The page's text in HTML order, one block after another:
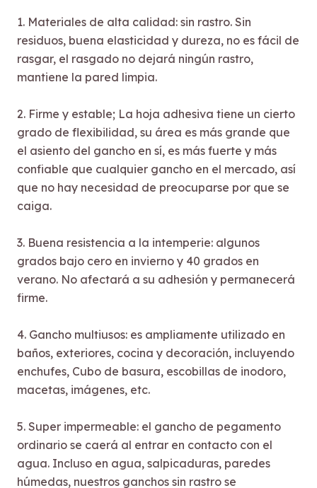
1. Materiales de alta calidad: sin rastro. Sin
residuos, buena elasticidad y dureza, no es fácil de
rasgar, el rasgado no dejará ningún rastro,
mantiene la pared limpia.
2. Firme y estable; La hoja adhesiva tiene un cierto
grado de flexibilidad, su área es más grande que
el asiento del gancho en sí, es más fuerte y más
confiable que cualquier gancho en el mercado, así
que no hay necesidad de preocuparse por que se
caiga.
3. Buena resistencia a la intemperie: algunos
grados bajo cero en invierno y 40 grados en
verano. No afectará a su adhesión y permanecerá
firme.
4. Gancho multiusos: es ampliamente utilizado en
baños, exteriores, cocina y decoración, incluyendo
enchufes, Cubo de basura, escobillas de inodoro,
macetas, imágenes, etc.
5. Super impermeable: el gancho de pegamento
ordinario se caerá al entrar en contacto con el
agua. Incluso en agua, salpicaduras, paredes
húmedas, nuestros ganchos sin rastro se